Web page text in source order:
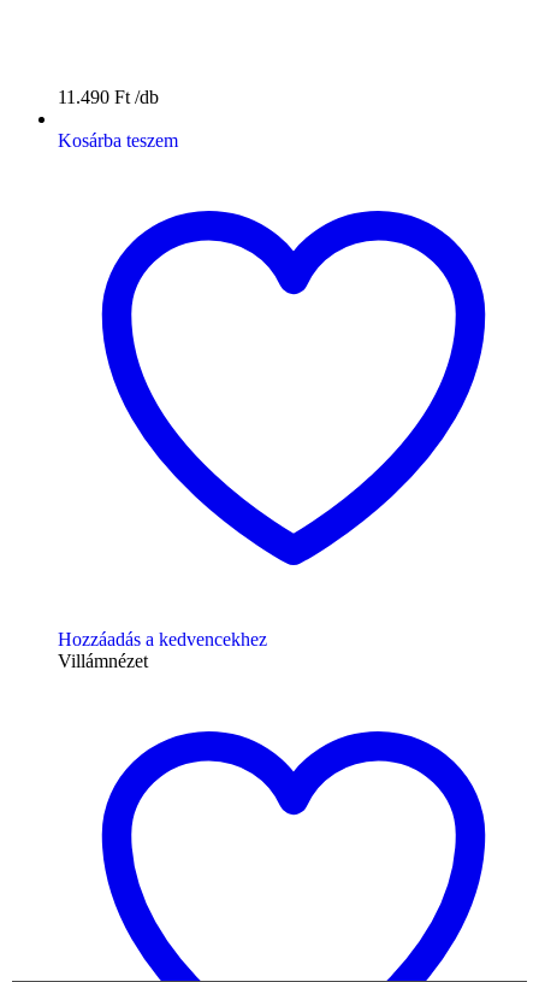
11.490 Ft
Kosárba teszem
Hozzáadás a kedvencekhez
Villámnézet